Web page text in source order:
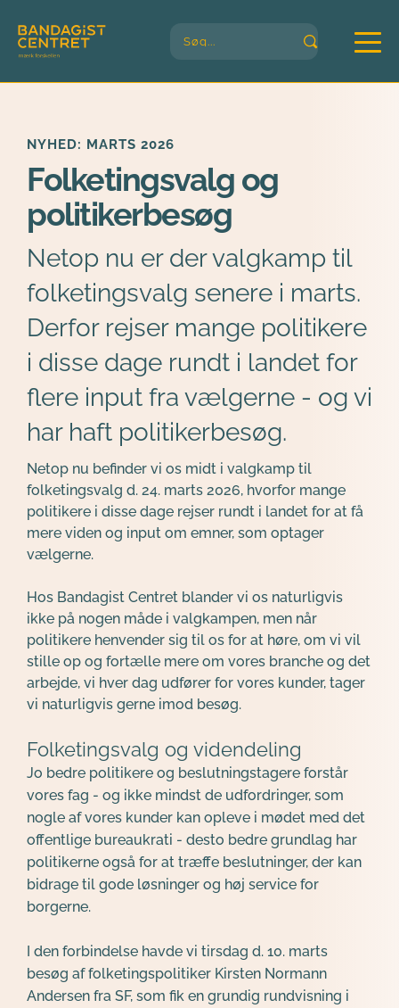
Søg...
NYHED: MARTS 2026
Folketingsvalg og
politikerbesøg
Netop nu er der valgkamp til
folketingsvalg senere i marts.
Derfor rejser mange politikere
i disse dage rundt i landet for
flere input fra vælgerne - og vi
har haft politikerbesøg.
Netop nu befinder vi os midt i valgkamp til
folketingsvalg d. 24. marts 2026, hvorfor mange
politikere i disse dage rejser rundt i landet for at få
mere viden og input om emner, som optager
vælgerne.
Hos Bandagist Centret blander vi os naturligvis
ikke på nogen måde i valgkampen, men når
politikere henvender sig til os for at høre, om vi vil
stille op og fortælle mere om vores branche og det
arbejde, vi hver dag udfører for vores kunder, tager
vi naturligvis gerne imod besøg.
Folketingsvalg og videndeling
Jo bedre politikere og beslutningstagere forstår
vores fag - og ikke mindst de udfordringer, som
nogle af vores kunder kan opleve i mødet med det
offentlige bureaukrati - desto bedre grundlag har
politikerne også for at træffe beslutninger, der kan
bidrage til gode løsninger og høj service for
borgerne.
I den forbindelse havde vi tirsdag d. 10. marts
besøg af folketingspolitiker Kirsten Normann
Andersen fra SF, som fik en grundig rundvisning i